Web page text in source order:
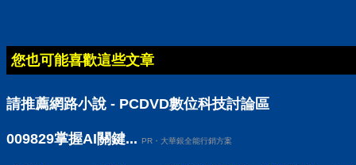
您也可能喜歡這些文章
請推薦網路小說 - PCDVD數位科技討論區
009829掌握AI關鍵... PR・大華銀全能行銷方案